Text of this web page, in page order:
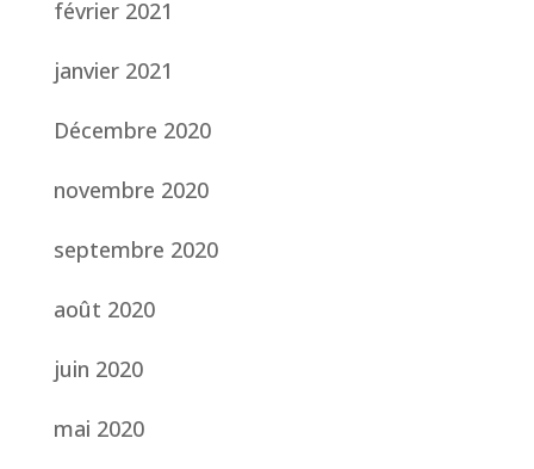
février 2021
janvier 2021
Décembre 2020
novembre 2020
septembre 2020
août 2020
juin 2020
mai 2020